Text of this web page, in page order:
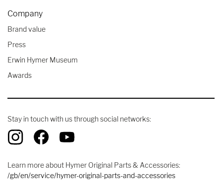
Company
Brand value
Press
Erwin Hymer Museum
Awards
Stay in touch with us through social networks:
Learn more about Hymer Original Parts & Accessories:
/gb/en/service/hymer-original-parts-and-accessories